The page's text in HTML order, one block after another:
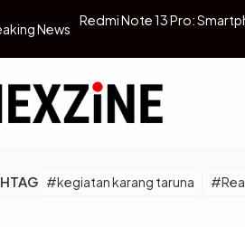
News
Redmi Note 13 Pro:
#kegiatan karang taruna